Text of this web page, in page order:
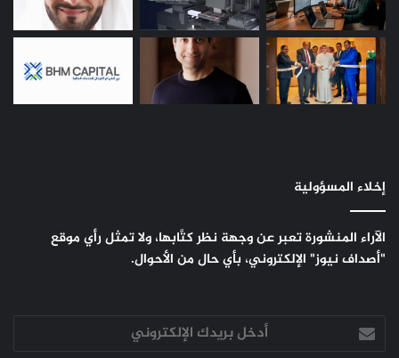
إخلاء المسؤولية
الآراء المنشورة تعبر عن وجهة نظر كتَّابها، ولا تمثل رأي موقع
"أصداف نيوز" الإلكتروني، بأي حال من الأحوال.
أدخل
بريدك